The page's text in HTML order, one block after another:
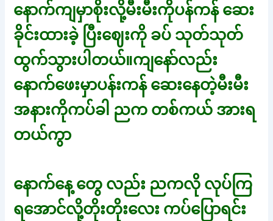
နောက်ကျမှာစိုးလို့မီးမီးကိုပန်ကန် ဆေး
ခိုင်းထားခဲ့ ပြီးဈေးကို ခပ် သုတ်သုတ်
ထွက်သွားပါတယ်။ကျနော်လည်း
နောက်ဖေးမှာပန်းကန် ဆေးနေတဲ့မီးမီး
အနားကိုကပ်ခါ ညက တစ်ကယ် အားရ
တယ်ကွာ
နောက်နေ့ တွေ လည်း ညကလို လုပ်ကြ
ရအောင်လို့တိုးတိုးလေး ကပ်ပြောရင်း